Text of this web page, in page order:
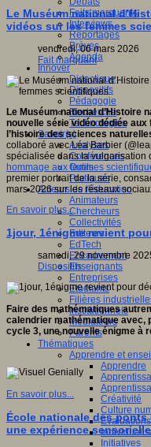
Faits marquants
Interviews
Reportages
Brèves
Agenda
Innover
Didactique
Dispositifs
Pédagogie
Recherche
Technologies
Savoir(s)
Analyses
Conférences
Outils
Pratiques
Acteurs de l'éducation
Animateurs
Chercheurs
Collectivités
Editeurs
EdTech
Encadrement
Enseignants
Entreprises
Etudiants
Filières
Institutionnels
Médiateurs
Parents
Thématiques
Apprendre et
Apprendre
Créativité
Culture
Evaluations
Initiatives
Le Muséum national
vidéos sur les femmes
vendredi, 06 mars 2026
Fait marquant
Le Muséum national d’Histoire
nouvelle série vidéo dédiée
l’histoire des sciences
collaboré avec Léa Barbier
spécialisée dans la vulgarisation
hommage aux femmes
premier portrait de la série,
mars 2026 sur les réseaux
En savoir plus...
1jour, 1énigme revient
samedi, 29 novembre
Dispositifs
Faire des mathématiques
calendrier mathématique avec,
cycle 3, une nouvelle énigme à
En savoir plus...
École nationale des
une expérience